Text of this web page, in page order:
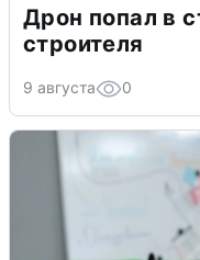
Дрон попал в
строителя
9 августа 0